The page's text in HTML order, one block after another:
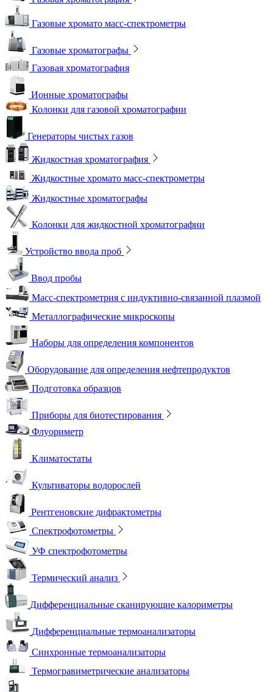
Газовые хромато масс-спектрометры
Газовые хроматографы
Газовая хроматография
Ионные хроматографы
Колонки для газовой хроматографии
Генераторы чистых газов
Жидкостная хроматография
Жидкостные хромато масс-спектрометры
Жидкостные хроматографы
Колонки для жидкостной хроматографии
Устройство ввода проб
Ввод пробы
Масс-спектрометрия с индуктивно-связанной плазмой
Металлографические микроскопы
Наборы для определения компонентов
Оборудование для определения нефтепродуктов
Подготовка образцов
Приборы для биотестирования
Флуориметр
Климатостаты
Культиваторы водорослей
Рентгеновские дифрактометры
Спектрофотометры
УФ спектрофотометры
Термический анализ
Дифференциальные сканирующие калориметры
Дифференциальные термоанализаторы
Синхронные термоанализаторы
Термогравиметрические анализаторы